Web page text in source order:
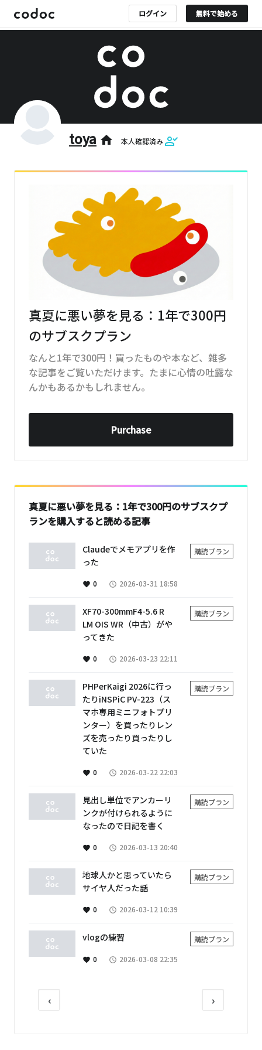
ログイン 無料で始める
toya home 本人確認済み
真夏に悪い夢を見る：1年で300円
のサブスクプラン
なんと1年で300円！買ったものや本など、雑多
な記事をご覧いただけます。たまに心情の吐露な
んかもあるかもしれません。
Purchase
真夏に悪い夢を見る：1年で300円のサブスクプ
ランを購入すると読める記事
Claudeでメモアプリを作
った
購読プラン
favorite 0 access_time 2026-03-31 18:58
XF70-300mmF4-5.6 R
LM OIS WR（中古）がや
ってきた
購読プラン
favorite 0 access_time 2026-03-23 22:11
PHPerKaigi 2026に行っ
たりiNSPiC PV-223（ス
マホ専用ミニフォトプリ
ンター）を買ったりレン
ズを売ったり買ったりし
ていた
購読プラン
favorite 0 access_time 2026-03-22 22:03
見出し単位でアンカーリ
ンクが付けられるように
なったので日記を書く
購読プラン
favorite 0 access_time 2026-03-13 20:40
地球人かと思っていたら
サイヤ人だった話
購読プラン
favorite 0 access_time 2026-03-12 10:39
vlogの練習 購読プラン
favorite 0 access_time 2026-03-08 22:35
‹ ›